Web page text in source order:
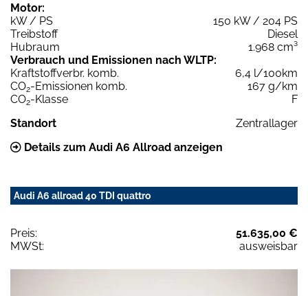
Motor:
kW / PS
150 kW / 204 PS
Treibstoff
Diesel
Hubraum
1.968 cm³
Verbrauch und Emissionen nach WLTP:
Kraftstoffverbr. komb.
6,4 l/100km
CO2-Emissionen komb.
167 g/km
CO2-Klasse
F
Standort
Zentrallager
Details zum Audi A6 Allroad anzeigen
Audi A6 allroad 40 TDI quattro
Preis:
51.635,00 €
MWSt:
ausweisbar